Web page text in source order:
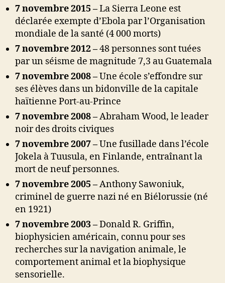
7 novembre 2015 –La Sierra Leone est
déclarée exempte d’Ebola par l’Organisation
mondiale de la santé (4 000 morts)
7 novembre 2012 –48 personnes sont tuées
par un séisme de magnitude 7,3 au Guatemala
7 novembre 2008 –Une école s’effondre sur
ses élèves dans un bidonville de la capitale
haïtienne Port-au-Prince
7 novembre 2008 –Abraham Wood, le leader
noir des droits civiques
7 novembre 2007 –Une fusillade dans l’école
Jokela à Tuusula, en Finlande, entraînant la
mort de neuf personnes.
7 novembre 2005 –Anthony Sawoniuk,
criminel de guerre nazi né en Biélorussie (né
en 1921)
7 novembre 2003 –Donald R. Griffin,
biophysicien américain, connu pour ses
recherches sur la navigation animale, le
comportement animal et la biophysique
sensorielle.